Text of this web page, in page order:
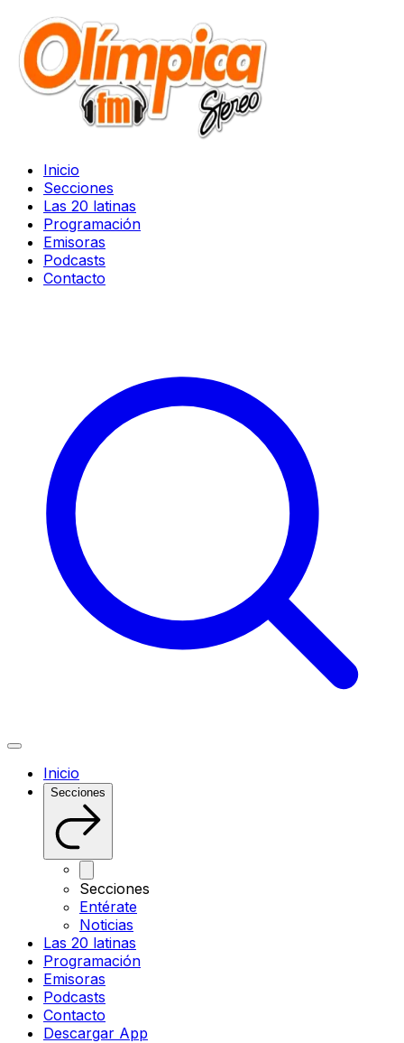
Inicio
Secciones
Las 20 latinas
Programación
Emisoras
Podcasts
Contacto
Inicio
Secciones
Secciones
Entérate
Noticias
Las 20 latinas
Programación
Emisoras
Podcasts
Contacto
Descargar App